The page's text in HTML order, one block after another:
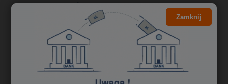
6,68 zł
Zamknij